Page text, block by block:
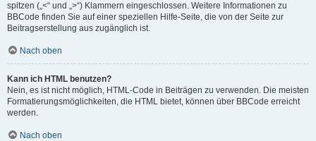
spitzen („<“ und „>“) Klammern eingeschlossen. Weitere Informationen zu
BBCode finden Sie auf einer speziellen Hilfe-Seite, die von der Seite zur
Beitragserstellung aus zugänglich ist.
Nach oben
Kann ich HTML benutzen?
Nein, es ist nicht möglich, HTML-Code in Beiträgen zu verwenden. Die meisten
Formatierungsmöglichkeiten, die HTML bietet, können über BBCode erreicht
werden.
Nach oben